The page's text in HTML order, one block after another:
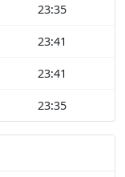
23:35
23:41
23:41
23:35